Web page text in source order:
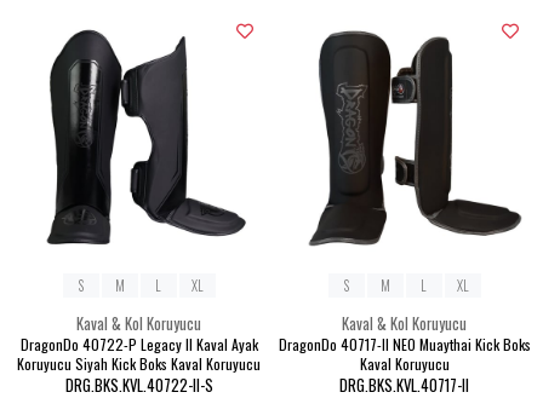
Kaval & Kol Koruyucu
DragonDo 40722-P Legacy II Kaval Ayak
Koruyucu Siyah Kick Boks Kaval Koruyucu
DRG.BKS.KVL.40722-II-S
S M L XL
Kaval & Kol Koruyucu
DragonDo 40717-II NEO Muaythai Kick Boks
Kaval Koruyucu
DRG.BKS.KVL.40717-II
S M L XL